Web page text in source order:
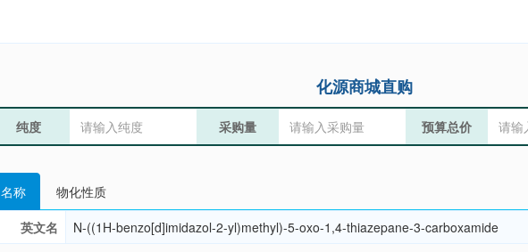
化源商城直购
纯度 采购量 预算总价
名称
物化性质
英文名
N-((1H-benzo[d]imidazol-2-yl)methyl)-5-oxo-1,4-thiazepane-3-carboxamide